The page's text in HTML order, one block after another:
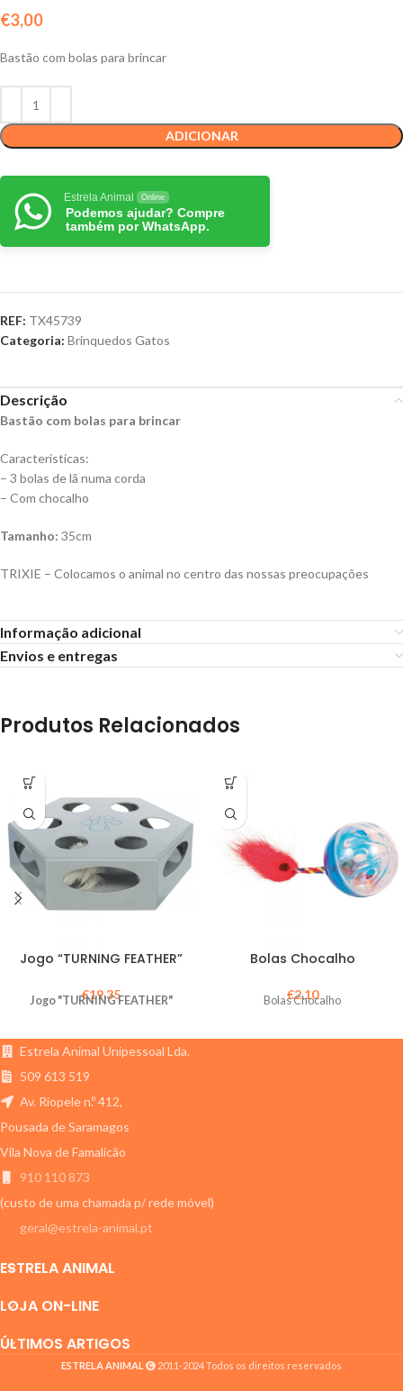
€3,00
Bastão com bolas para brincar
ADICIONAR
Estrela Animal Online
Podemos ajudar? Compre
também por WhatsApp.
REF: TX45739
Categoria: Brinquedos Gatos
Descrição
Bastão com bolas para brincar
Características:
– 3 bolas de lã numa corda
– Com chocalho
Tamanho: 35cm
TRIXIE – Colocamos o animal no centro das nossas preocupações
Informação adicional
Envios e entregas
Produtos Relacionados
Jogo “TURNING FEATHER”
€19,35
Jogo "TURNING FEATHER"
Bolas Chocalho
€2,10
Bolas Chocalho
Estrela Animal Unipessoal Lda.
509 613 519
Av. Riopele n.º 412,
Pousada de Saramagos
Vila Nova de Famalicão
910 110 873
(custo de uma chamada p/ rede móvel)
geral@estrela-animal.pt
ESTRELA ANIMAL
LOJA ON-LINE
ÚLTIMOS ARTIGOS
ESTRELA ANIMAL 2011-2024 Todos os direitos reservados